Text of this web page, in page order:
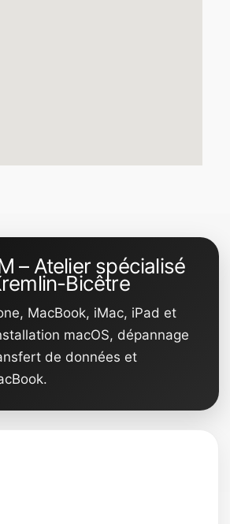
– Atelier spécialisé
Bicêtre
MacBook, iMac, iPad et
macOS, dépannage
de données et